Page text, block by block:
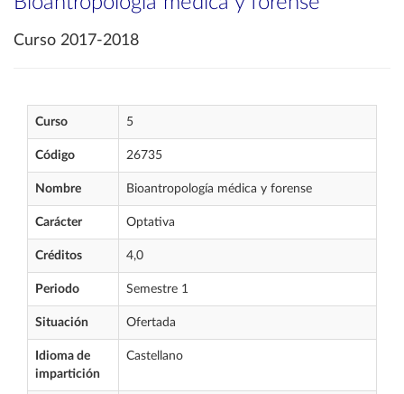
Curso 2017-2018
Curso 5
Código 26735
Nombre Bioantropología médica y forense
Carácter Optativa
Créditos 4,0
Periodo Semestre 1
Situación Ofertada
Idioma de
impartición
Castellano